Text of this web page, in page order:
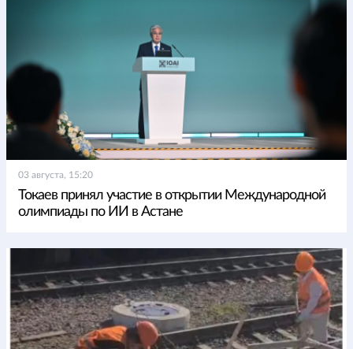
03 августа, 15:20
Токаев принял участие в открытии Международной
олимпиады по ИИ в Астане